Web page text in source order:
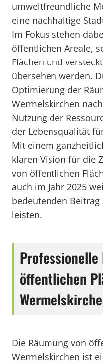
umweltfreundliche
eine nachhaltige
Im Fokus stehen
öffentlichen Areale,
Flächen und
übersehen werden.
Optimierung der
Wermelskirchen
Nutzung der
der Lebensqualität
Mit einem
klaren Vision für die
von öffentlichen
auch im Jahr 2025
bedeutenden
leisten.
Professionelle
öffentlichen
Die Räumung von
Wermelskirchen ist